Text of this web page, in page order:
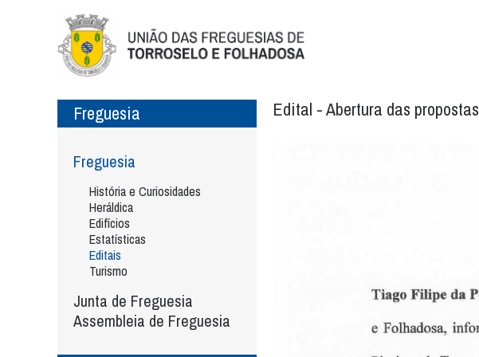
Freguesia
Freguesia
História e Curiosidades
Heráldica
Edifícios
Estatísticas
Editais
Turismo
Junta de Freguesia
Assembleia de Freguesia
Edital - Abertura das propostas